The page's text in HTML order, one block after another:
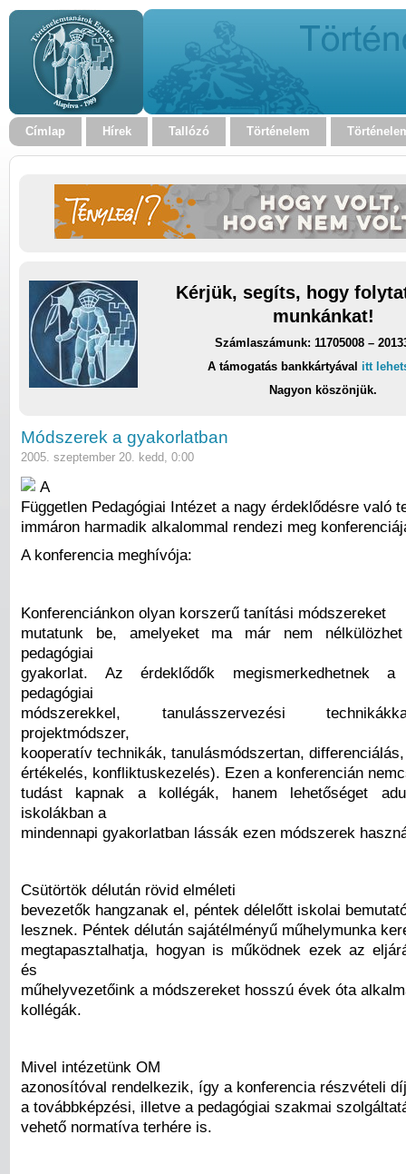
Címlap Hírek Tallózó Történelem
Kérjük, segíts, hogy
munkánkat!
Számlaszámunk: 11705008 –
A támogatás bankkártyával itt
Nagyon köszönjük.
Módszerek a gyakorlatban
2005. szeptember 20. kedd, 0:00
A
Független Pedagógiai Intézet a nagy érdeklődésre való
immáron harmadik alkalommal rendezi meg
A konferencia meghívója:
Konferenciánkon olyan korszerű tanítási módszereket
mutatunk be, amelyeket ma már nem
pedagógiai
gyakorlat. Az érdeklődők megismerkedhetnek a
pedagógiai
módszerekkel, tanulásszervezési
projektmódszer,
kooperatív technikák, tanulásmódszertan,
értékelés, konfliktuskezelés). Ezen a konferencián
tudást kapnak a kollégák, hanem lehetőséget
iskolákban a
mindennapi gyakorlatban lássák ezen módszerek
Csütörtök délután rövid elméleti
bevezetők hangzanak el, péntek délelőtt iskolai
lesznek. Péntek délután sajátélményű műhelymunka
megtapasztalhatja, hogyan is működnek ezek az
és
műhelyvezetőink a módszereket hosszú évek óta
kollégák.
Mivel intézetünk OM
azonosítóval rendelkezik, így a konferencia részvételi
a továbbképzési, illetve a pedagógiai szakmai
vehető normatíva terhére is.